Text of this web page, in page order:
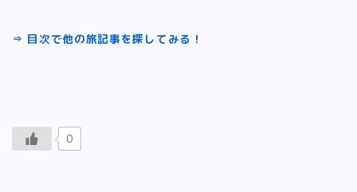
⇒ 目次で他の旅記事を探してみる！
0